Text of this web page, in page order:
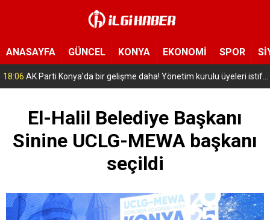
ANASAYFA GÜNCEL KONYA EKONOMİ SPOR
16:56 Selçuklu’da geleceğin mühendisleri yetişiyor! Çocuklar uzay ve havacılığa adım attı
El-Halil Belediye Başkanı
Sinine UCLG-MEWA başkanı
seçildi